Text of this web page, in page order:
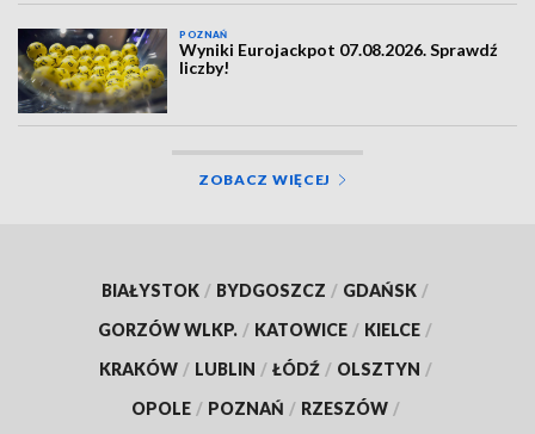
POZNAŃ
Wyniki Eurojackpot 07.08.2026. Sprawdź
liczby!
ZOBACZ WIĘCEJ
BIAŁYSTOK / BYDGOSZCZ / GDAŃSK /
GORZÓW WLKP. / KATOWICE / KIELCE /
KRAKÓW / LUBLIN / ŁÓDŹ / OLSZTYN /
OPOLE / POZNAŃ / RZESZÓW /